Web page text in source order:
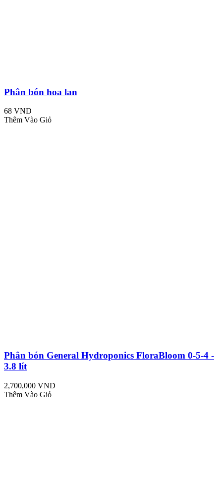
Phân bón hoa lan
68 VND
Thêm Vào Giỏ
Phân bón General Hydroponics FloraBloom 0-5-4 -
3.8 lít
2,700,000 VND
Thêm Vào Giỏ